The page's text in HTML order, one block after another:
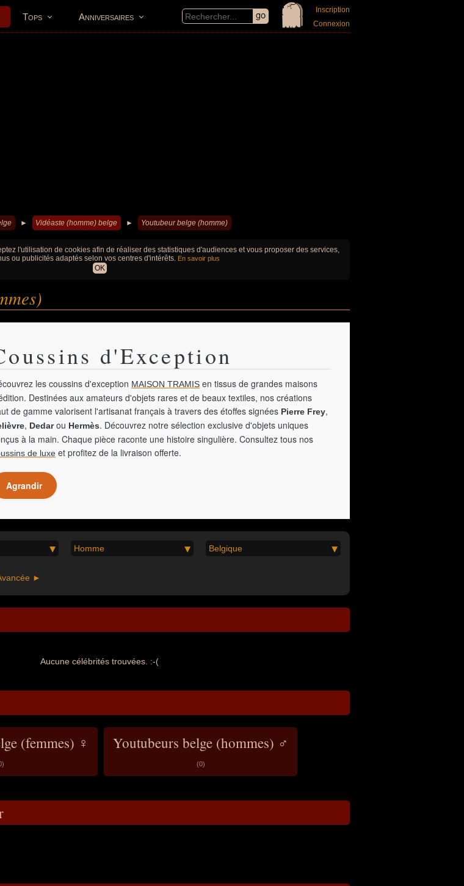
Tops Anniversaires
Inscription
Connexion
► Vidéaste (homme) belge ► Youtubeur belge (homme)
l'utilisation de cookies afin de réaliser des statistiques d'audiences et vous proposer des services,
ou publicités adaptés selon vos centres d'intérêts. En savoir plus
OK
d'Exception
les coussins d'exception MAISON TRAMIS en tissus de grandes maisons
Destinées aux amateurs d'objets rares et de beaux textiles, nos créations
de gamme valorisent l'artisanat français à travers des étoffes signées Pierre Frey,
, Dedarou Hermès. Découvrez notre sélection exclusive d'objets uniques
à la main. Chaque pièce raconte une histoire singulière. Consultez tous nos
de luxe et profitez de la livraison offerte.
Agrandir
Homme Belgique
►
Aucune célébrités trouvées. :-(
(femmes) ♀ Youtubeurs belge (hommes) ♂
(0)